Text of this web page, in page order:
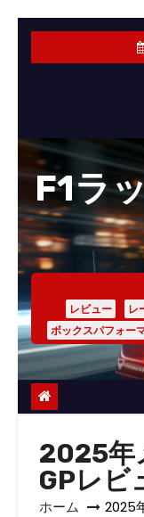
ス
キ
ッ
プ
F1ラ
レビュー レ
ボックスパフォー
2025年
GPレビ
ホーム 2025